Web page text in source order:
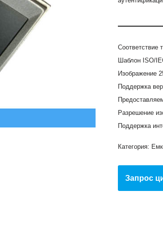
Соответствие
Шаблон ISO/
Изображение
Поддержка
Разрешение
Поддержка
Категория:
Запрос